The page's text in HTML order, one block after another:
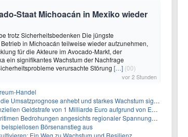
Staat Michoacán in Mexiko wieder
trotz Sicherheitsbedenken Die jüngste
in Michoacán teilweise wieder aufzunehmen,
für die Akteure im Avocado-Markt, der
ein signifikantes Wachstum der Nachfrage
verursachte Störung […] (00)
vor 2 Stunden
Handel
anhebt und starkes Wachstum signalisiert
von 1 Milliarde Euro aufgrund von EU-Emissionsvorschriften gegenüber
Bedrohungen angesichts regionaler Spannungen gegenüber
Börsenanstieg aus
Ein Weg zu Wachstum und Resilienz